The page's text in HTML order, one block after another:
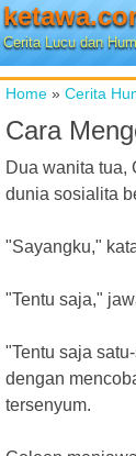
Cerita Lucu dan
Home » Cerita
Cara
Dua wanita tua,
dunia sosialita
"Sayangku,"
"Tentu saja,"
"Tentu saja
dengan
tersenyum.